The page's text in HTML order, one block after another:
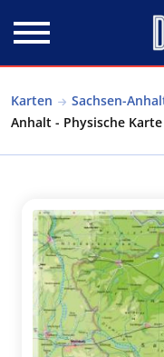
Karten Sachsen-
Anhalt - Physische